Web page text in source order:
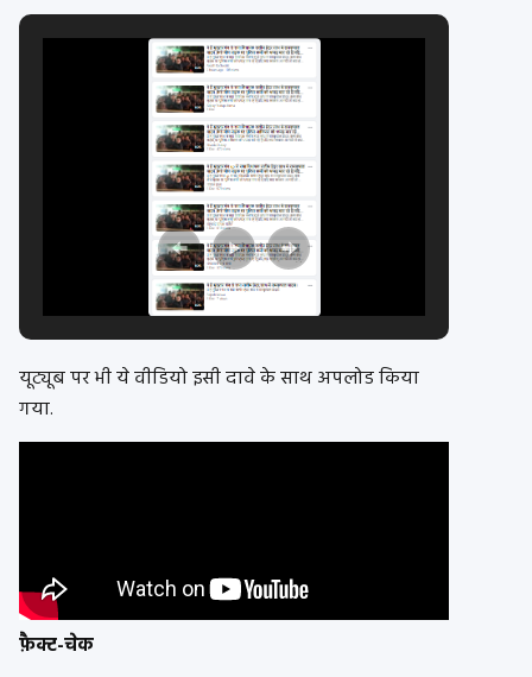
यूट्यूब पर भी ये वीडियो इसी दावे के साथ अपलोड किया
गया.
फ़ैक्ट-चेक